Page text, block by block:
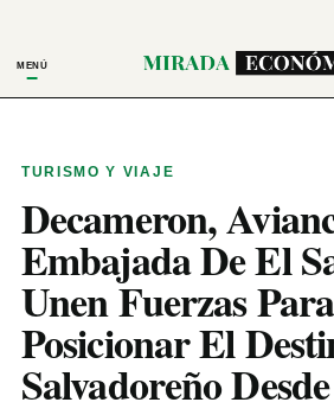
MENÚ
TURISMO Y VIAJE
Decameron,
Embajada De El
Unen Fuerzas Para
Posicionar El
Salvadoreño